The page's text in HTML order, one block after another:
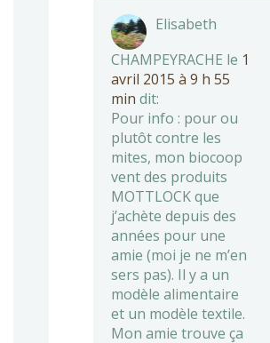
Elisabeth
CHAMPEYRACHE le 1
avril 2015 à 9 h 55
min dit:
Pour info : pour ou
plutôt contre les
mites, mon biocoop
vent des produits
MOTTLOCK que
j’achète depuis des
années pour une
amie (moi je ne m’en
sers pas). Il y a un
modèle alimentaire
et un modèle textile.
Mon amie trouve ça